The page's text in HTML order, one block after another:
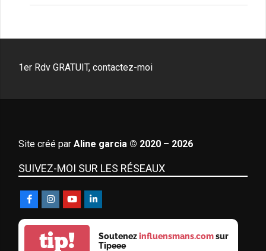
1er Rdv GRATUIT, contactez-moi
Site créé par Aline garcia © 2020 – 2026
SUIVEZ-MOI SUR LES RÉSEAUX
tip! Soutenezinfluensmans.comsur
Tipeee